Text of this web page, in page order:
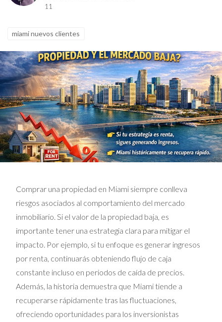
11
miami nuevos clientes
Comprar una propiedad en Miami siempre conlleva
riesgos asociados al comportamiento del mercado
inmobiliario. Si el valor de la propiedad baja, es
importante tener una estrategia clara para mitigar el
impacto. Por ejemplo, si tu enfoque es generar ingresos
por renta, continuarás obteniendo flujo de caja
constante incluso en periodos de caída de precios.
Además, la historia demuestra que Miami tiende a
recuperarse rápidamente tras las fluctuaciones,
ofreciendo oportunidades para los inversionistas